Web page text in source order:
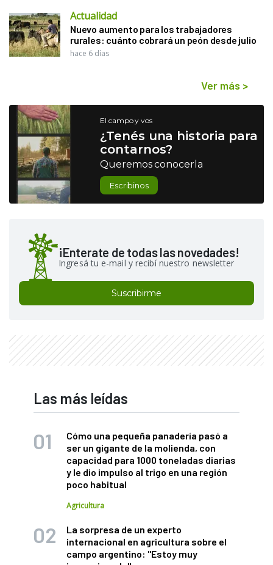
Actualidad
Nuevo aumento para los trabajadores
rurales: cuánto cobrará un peón desde julio
hace 6 días
Ver más >
El campo y vos
¿Tenés una historia para
contarnos?
Queremos conocerla
Escribinos
¡Enterate de todas las novedades!
Ingresá tu e-mail y recibí nuestro newsletter
Suscribirme
Las más leídas
Cómo una pequeña panadería pasó a
ser un gigante de la molienda, con
capacidad para 1000 toneladas diarias
y le dio impulso al trigo en una región
poco habitual
Agricultura
La sorpresa de un experto
internacional en agricultura sobre el
campo argentino: "Estoy muy